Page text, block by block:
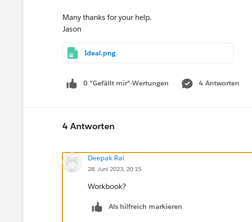
Many thanks for your help.
Jason
Ideal.png
0 "Gefällt mir"-Wertungen 4 Antworten
4 Antworten
Deepak Rai
28. Juni 2023, 20:15
Workbook?
Als hilfreich markieren